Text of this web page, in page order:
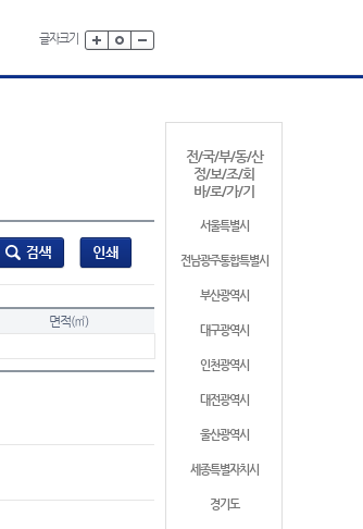
글자크기
전/국/부/동/산
정/보/조/회
바/로/가/기
서울특별시
전남광주통합특별시
부산광역시
대구광역시
인천광역시
대전광역시
울산광역시
세종특별자치시
경기도
면적(㎡)